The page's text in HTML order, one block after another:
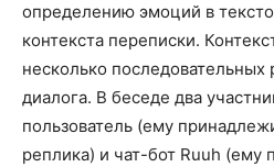
определению эмоций в
контекста переписки.
несколько последовательных
диалога. В беседе два
пользователь (ему
реплика) и чат-бот Ruuh (ему